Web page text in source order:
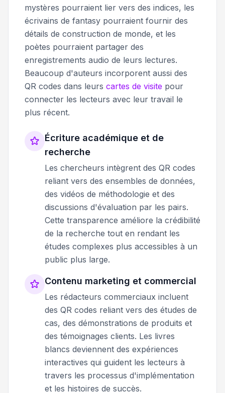
mystères pourraient lier vers des indices, les
écrivains de fantasy pourraient fournir des
détails de construction de monde, et les
poètes pourraient partager des
enregistrements audio de leurs lectures.
Beaucoup d'auteurs incorporent aussi des
QR codes dans leurs cartes de visite pour
connecter les lecteurs avec leur travail le
plus récent.
Écriture académique et de
recherche
Les chercheurs intègrent des QR codes
reliant vers des ensembles de données,
des vidéos de méthodologie et des
discussions d'évaluation par les pairs.
Cette transparence améliore la crédibilité
de la recherche tout en rendant les
études complexes plus accessibles à un
public plus large.
Contenu marketing et commercial
Les rédacteurs commerciaux incluent
des QR codes reliant vers des études de
cas, des démonstrations de produits et
des témoignages clients. Les livres
blancs deviennent des expériences
interactives qui guident les lecteurs à
travers les processus d'implémentation
et les histoires de succès.